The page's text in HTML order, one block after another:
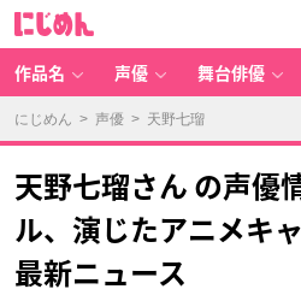
作品名 声優 舞台俳優
にじめん > 声優 > 天野七瑠
天野七瑠さん の声優
ル、演じたアニメキ
最新ニュース